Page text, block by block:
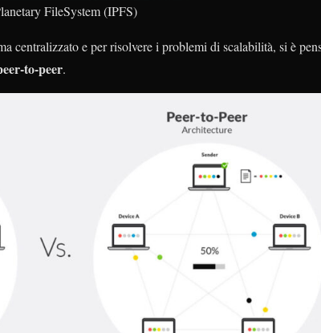
FileSystem (IPFS)
centralizzato e per risolvere i problemi di scalabilità, si è
to-peer.